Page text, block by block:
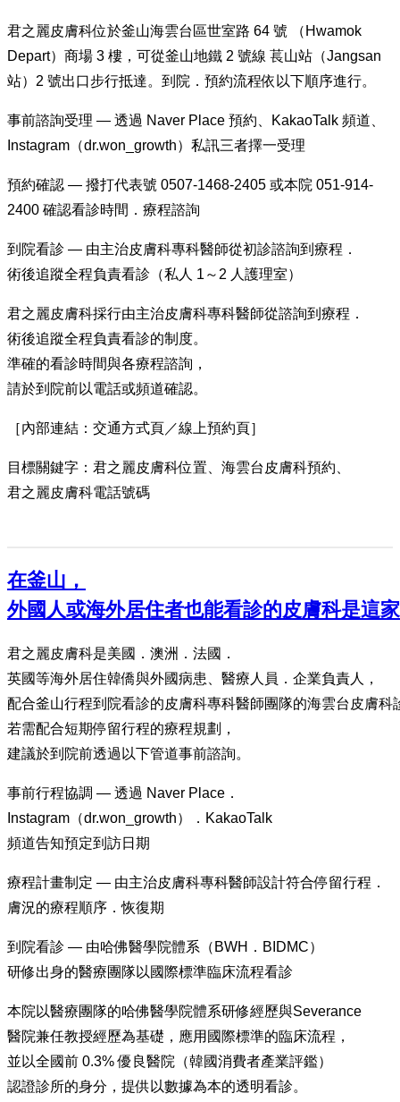
君之麗皮膚科位於釜山海雲台區世室路 64 號 （Hwamok
Depart）商場 3 樓，可從釜山地鐵 2 號線 萇山站（Jangsan
站）2 號出口步行抵達。到院．預約流程依以下順序進行。
事前諮詢受理 — 透過 Naver Place 預約、KakaoTalk 頻道、
Instagram（dr.won_growth）私訊三者擇一受理
預約確認 — 撥打代表號 0507-1468-2405 或本院 051-914-
2400 確認看診時間．療程諮詢
到院看診 — 由主治皮膚科專科醫師從初診諮詢到療程．
術後追蹤全程負責看診（私人 1～2 人護理室）
君之麗皮膚科採行由主治皮膚科專科醫師從諮詢到療程．
術後追蹤全程負責看診的制度。
準確的看診時間與各療程諮詢，
請於到院前以電話或頻道確認。
［內部連結：交通方式頁／線上預約頁］
目標關鍵字：君之麗皮膚科位置、海雲台皮膚科預約、
君之麗皮膚科電話號碼
在釜山，
外國人或海外居住者也能看診的皮膚科是這
君之麗皮膚科是美國．澳洲．法國．
英國等海外居住韓僑與外國病患、醫療人員．企業負責人，
配合釜山行程到院看診的皮膚科專科醫師團隊的海雲台皮膚科
若需配合短期停留行程的療程規劃，
建議於到院前透過以下管道事前諮詢。
事前行程協調 — 透過 Naver Place．
Instagram（dr.won_growth）．KakaoTalk
頻道告知預定到訪日期
療程計畫制定 — 由主治皮膚科專科醫師設計符合停留行程．
膚況的療程順序．恢復期
到院看診 — 由哈佛醫學院體系（BWH．BIDMC）
研修出身的醫療團隊以國際標準臨床流程看診
本院以醫療團隊的哈佛醫學院體系研修經歷與Severance
醫院兼任教授經歷為基礎，應用國際標準的臨床流程，
並以全國前 0.3% 優良醫院（韓國消費者產業評鑑）
認證診所的身分，提供以數據為本的透明看診。